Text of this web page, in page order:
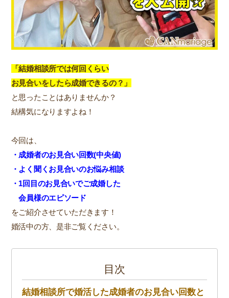
「結婚相談所では何回くらい
お見合いをしたら成婚できるの？」
と思ったことはありませんか？
結構気になりますよね！
今回は、
・ 成婚者のお見合い回数(中央値)
・よく聞くお見合いのお悩み相談
・1回目のお見合いでご成婚した
会員様のエピソード
をご紹介させていただきます！
婚活中の方、是非ご覧ください。
目次
結婚相談所で婚活した成婚者のお見合い回数と